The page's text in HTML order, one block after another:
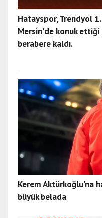
Hatayspor, Trendyol
Mersin’de konuk
berabere kaldı.
Kerem Aktürkoğlu'na
büyük belada